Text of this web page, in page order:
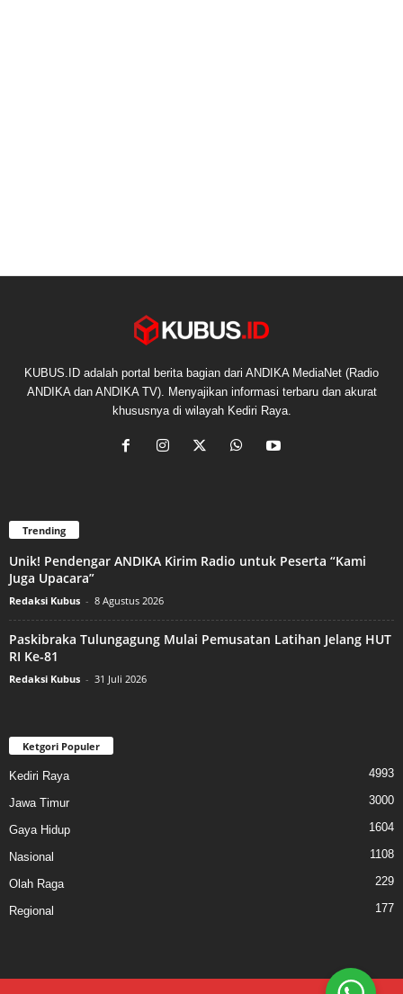
KUBUS.ID adalah portal berita bagian dari ANDIKA MediaNet (Radio
ANDIKA dan ANDIKA TV). Menyajikan informasi terbaru dan akurat
khususnya di wilayah Kediri Raya.
Trending
Unik! Pendengar ANDIKA Kirim Radio untuk Peserta “Kami
Juga Upacara”
Redaksi Kubus - 8 Agustus 2026
Paskibraka Tulungagung Mulai Pemusatan Latihan Jelang HUT
RI Ke-81
Redaksi Kubus - 31 Juli 2026
Ketgori Populer
Kediri Raya 4993
Jawa Timur 3000
Gaya Hidup 1604
Nasional 1108
Olah Raga 229
Regional 177